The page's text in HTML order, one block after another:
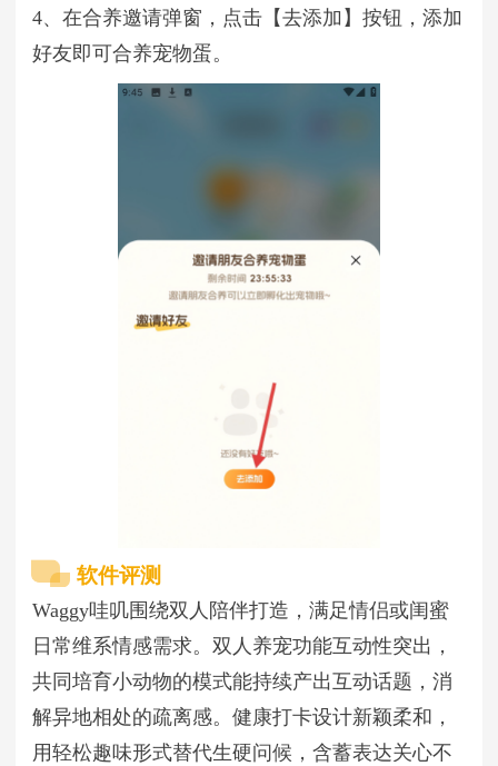
4、在合养邀请弹窗，点击【去添加】按钮，添加
好友即可合养宠物蛋。
软件评测
Waggy哇叽围绕双人陪伴打造，满足情侣或闺蜜
日常维系情感需求。双人养宠功能互动性突出，
共同培育小动物的模式能持续产出互动话题，消
解异地相处的疏离感。健康打卡设计新颖柔和，
用轻松趣味形式替代生硬问候，含蓄表达关心不